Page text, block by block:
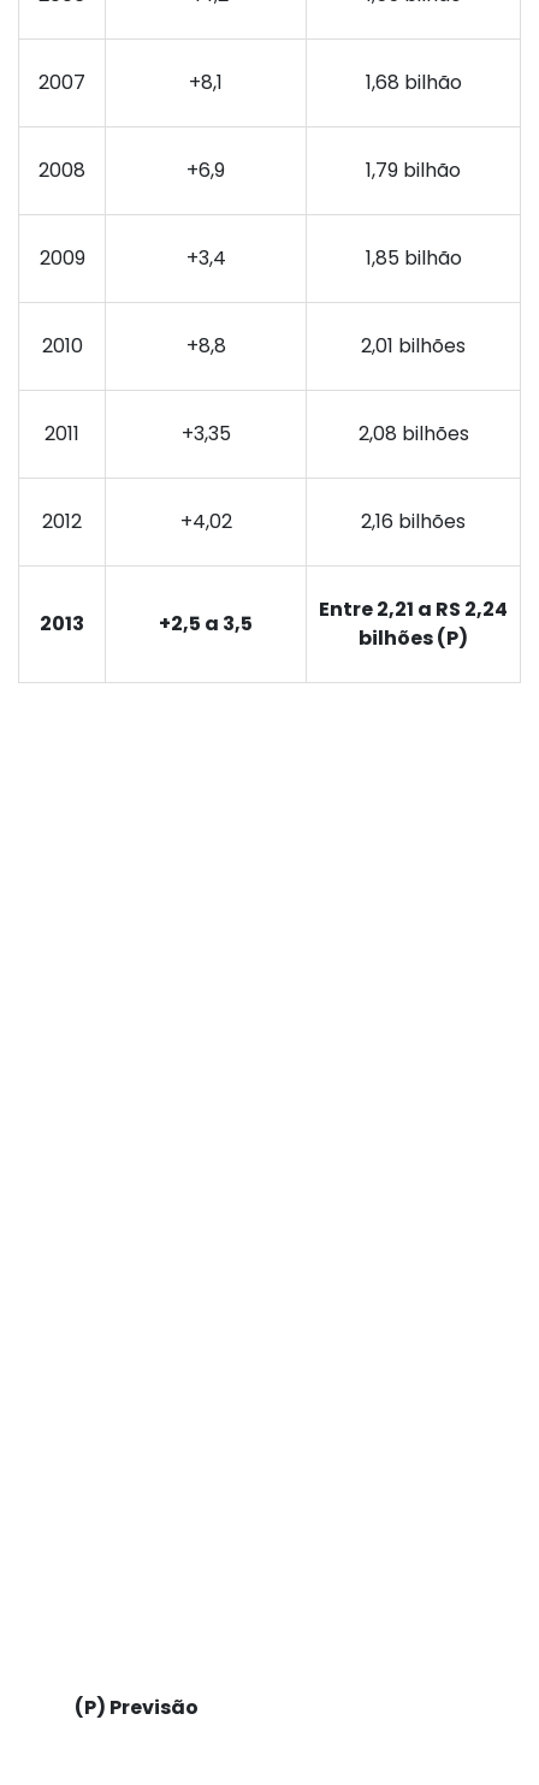
2007 +8,1 1,68 bilhão
2008 +6,9 1,79 bilhão
2009 +3,4 1,85 bilhão
2010 +8,8 2,01 bilhões
2011 +3,35 2,08 bilhões
2012 +4,02 2,16 bilhões
2013 +2,5 a 3,5
Entre 2,21 a RS 2,24
bilhões (P)
(P) Previsão